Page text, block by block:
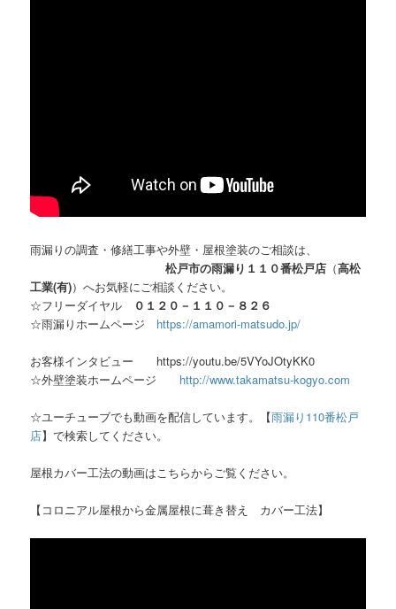
雨漏りの調査・修繕工事や外壁・屋根塗装のご相談は、
松戸市の雨漏り１１０番松戸店 （高松
工業(有)）へお気軽にご相談ください。
☆フリーダイヤル
０１２０－１１０－８２６
☆雨漏りホームページ https://amamori-matsudo.jp/
お客様インタビュー https://youtu.be/5VYoJOtyKK0
☆外壁塗装ホームページ http://www.takamatsu-kogyo.com
☆ユーチューブでも動画を配信しています。【雨漏り110番松戸
店】で検索してください。
屋根カバー工法の動画はこちらからご覧ください。
【コロニアル屋根から金属屋根に葺き替え カバー工法】